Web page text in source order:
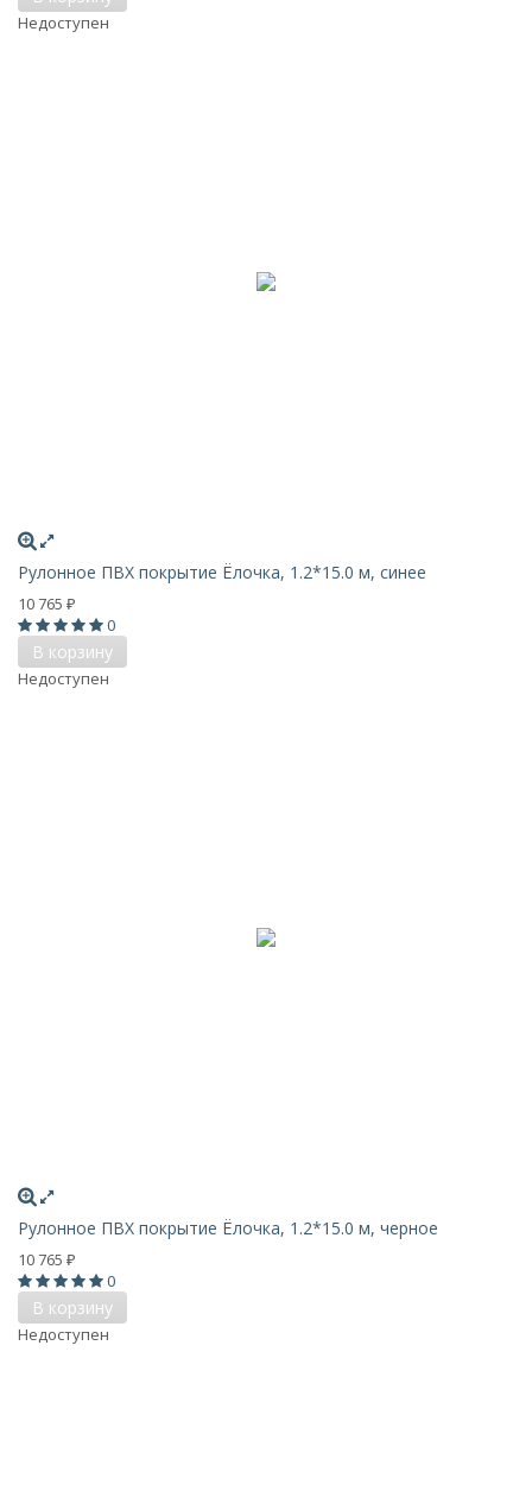
Недоступен
Рулонное ПВХ покрытие Ёлочка, 1.2*15.0 м, синее
10 765 ₽
0
В корзину
Недоступен
Рулонное ПВХ покрытие Ёлочка, 1.2*15.0 м, черное
10 765 ₽
0
В корзину
Недоступен